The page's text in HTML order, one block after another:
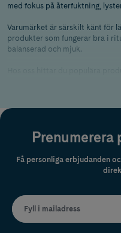
med fokus på återfuktning,
Varumärket är särskilt känt för
produkter som fungerar bra i
balanserad och mjuk.
med
Joseon bygger på enkel och
ginseng, risvatten, Centella
probiotika – ingredienser som
Så väljer du rätt
of Joseon
Prenumerera
Få personliga erbjudanden
Fyll i mailadress